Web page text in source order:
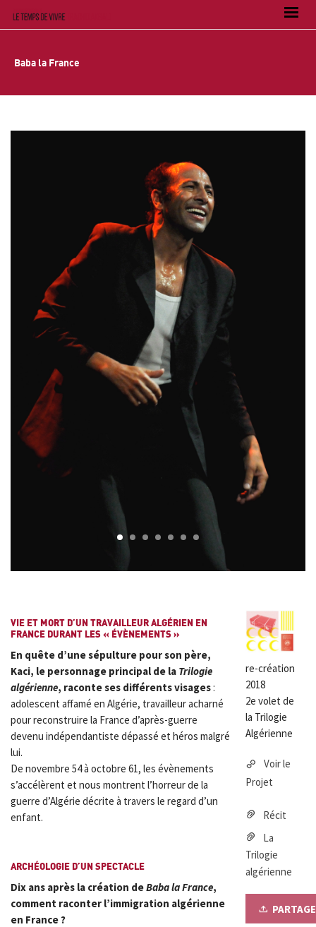
Baba la France
VIE ET MORT D’UN TRAVAILLEUR ALGÉRIEN EN
FRANCE DURANT LES « ÉVÈNEMENTS »
En quête d’une sépulture pour son père,
Kaci, le personnage principal de la Trilogie
algérienne, raconte ses différents visages :
adolescent affamé en Algérie, travailleur acharné
pour reconstruire la France d’après-guerre
devenu indépendantiste dépassé et héros malgré
lui.
De novembre 54 à octobre 61, les évènements
s’accélèrent et nous montrent l’horreur de la
guerre d’Algérie décrite à travers le regard d’un
enfant.
ARCHÉOLOGIE D’UN SPECTACLE
Dix ans après la création deBaba la France,
comment raconter l’immigration algérienne
en France ?
re-création
2018
2e volet de
la Trilogie
Algérienne
Voir le
Projet
Récit
La
Trilogie
algérienne